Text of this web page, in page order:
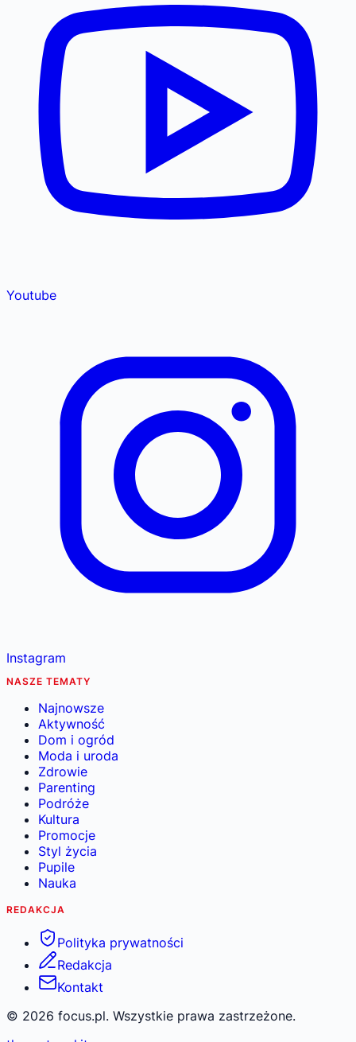
Youtube
Instagram
NASZE TEMATY
Najnowsze
Aktywność
Dom i ogród
Moda i uroda
Zdrowie
Parenting
Podróże
Kultura
Promocje
Styl życia
Pupile
Nauka
REDAKCJA
Polityka prywatności
Redakcja
Kontakt
© 2026 focus.pl. Wszystkie prawa zastrzeżone.